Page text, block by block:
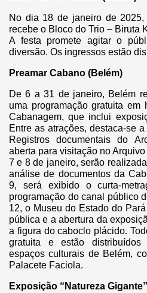
No dia 18 de janeiro de
recebe o Bloco do Trio – Biruta
A festa promete agitar o
diversão. Os ingressos estão
Preamar Cabano (Belém)
De 6 a 31 de janeiro, Belém
uma programação gratuita em
Cabanagem, que inclui
Entre as atrações, destaca-se
Registros documentais do
aberta para visitação no
7 e 8 de janeiro, serão
análise de documentos da
9, será exibido o curta-
programação do canal público
12, o Museu do Estado do
pública e a abertura da
a figura do caboclo plácido.
gratuita e estão
espaços culturais de Belém,
Palacete Faciola.
Exposição “Natureza